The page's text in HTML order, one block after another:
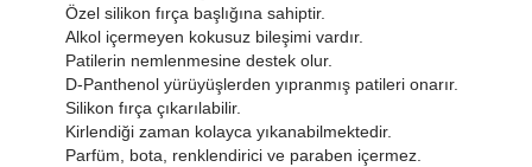
Özel silikon fırça başlığına sahiptir.
Alkol içermeyen kokusuz bileşimi vardır.
Patilerin nemlenmesine destek olur.
D-Panthenol yürüyüşlerden yıpranmış patileri onarır.
Silikon fırça çıkarılabilir.
Kirlendiği zaman kolayca yıkanabilmektedir.
Parfüm, bota, renklendirici ve paraben içermez.